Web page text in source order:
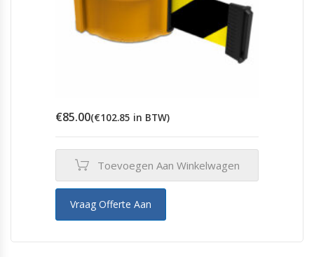
€85.00(€102.85 in BTW)
Toevoegen Aan Winkelwagen
Vraag Offerte Aan